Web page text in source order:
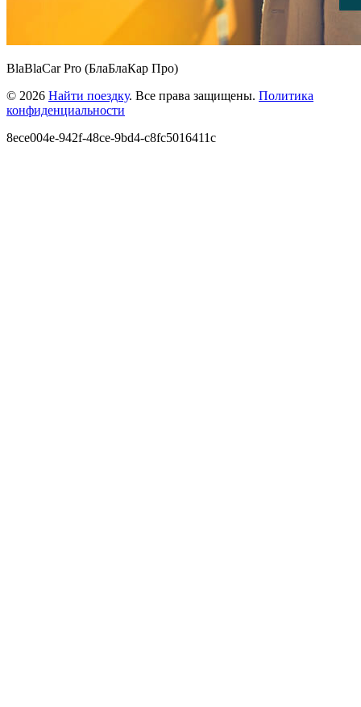
BlaBlaCar Pro (БлаБлаКар Про)
© 2026 Найти поездку. Все права защищены. Политика
конфиденциальности
8ece004e-942f-48ce-9bd4-c8fc5016411c